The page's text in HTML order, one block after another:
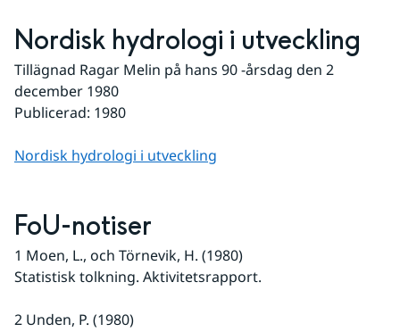
Nordisk hydrologi i utveckling
Tillägnad Ragar Melin på hans 90 -årsdag den 2
december 1980
Publicerad: 1980
Nordisk hydrologi i utveckling
FoU-notiser
1 Moen, L., och Törnevik, H. (1980)
Statistisk tolkning. Aktivitetsrapport.
2 Unden, P. (1980)